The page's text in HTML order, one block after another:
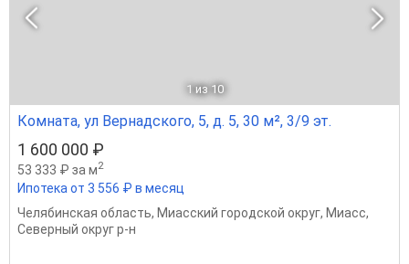
1 из 10
Комната, ул Вернадского, 5, д. 5, 30 м², 3/9 эт.
1 600 000 ₽
53 333 ₽ за м2
Ипотека от 3 556 ₽ в месяц
Челябинская область, Миасский городской округ, Миасс,
Северный округ р-н